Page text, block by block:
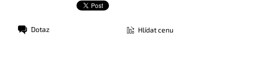
Dotaz Hlídat cenu